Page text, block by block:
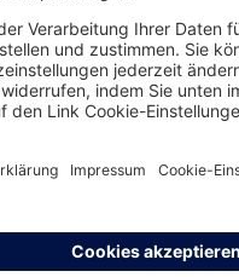
AGBDatenschutzCookie-